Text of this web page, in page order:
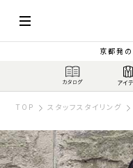
京都発
TOP スタッフスタイリング